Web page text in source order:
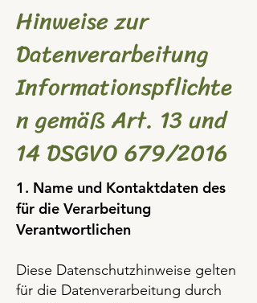
Hinweise zur
Datenverarbeitung
Informationspflichte
n gemäß Art. 13 und
14 DSGVO 679/2016
1. Name und Kontaktdaten des
für die Verarbeitung
Verantwortlichen
Diese Datenschutzhinweise gelten
für die Datenverarbeitung durch